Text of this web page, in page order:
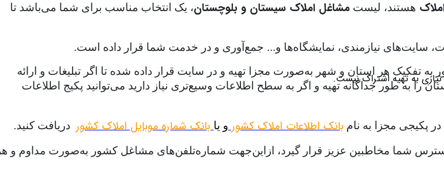
هستند، لیست مشاغل املاک سیستان و بلوچستان، یک انتخاب مناسب برای شما می‌باشد تا
سایت‌های نیازمندی، نمایشگاه‌ها و... جمع‌آوری و در خدمت شما قرار داده است.
تفکیک هر استان و شهر به‌صورت مجزا تهیه و در سایت قرار داده شده تا اگر تبلیغات و ارائه
به طور جداگانه تهیه و اگر به سطح اطلاعات وسیع‌تری نیاز دارید می‌توانید پکیج اطلاعات
پکیجی مجزا به نام بانک اطلاعات املاک کشورو یابانک شماره موبایل املاک کشور دریافت کنید.
دسترس شما مخاطبین عزیز قرار گیرد، ازاین‌جهت شماره‌تلفن‌های مشاغل کشور به‌صورت مداوم و
به تهیه اشتراک نیست.